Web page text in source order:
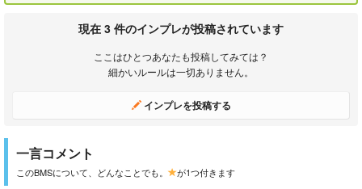
現在 3 件のインプレが投稿されています
ここはひとつあなたも投稿してみては？
細かいルールは一切ありません。
インプレを投稿する
一言コメント
このBMSについて、どんなことでも。 が1つ付きます